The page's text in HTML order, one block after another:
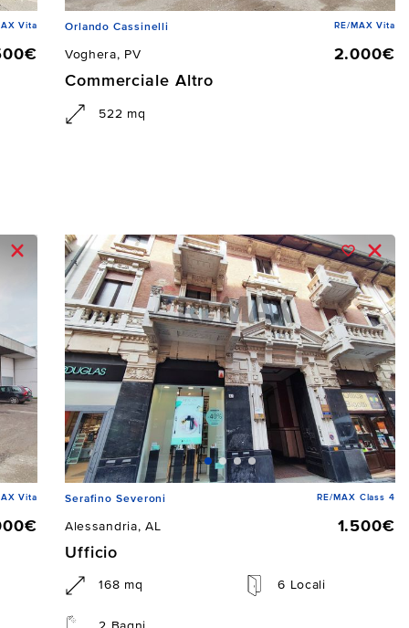
Vita Orlando Cassinelli RE/MAX Vita
Voghera, PV
2.000€
Commerciale Altro
522 mq
Vita Serafino Severoni RE/MAX Class 4
Alessandria, AL
1.500€
Ufficio
168 mq 6 Locali